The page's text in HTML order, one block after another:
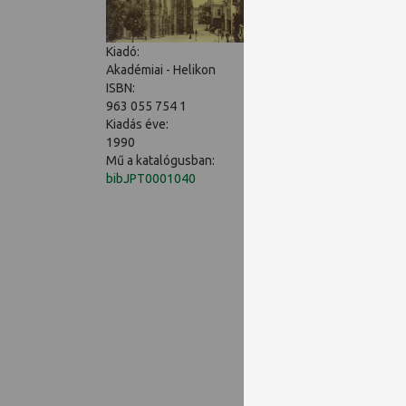
Kiadó:
Akadémiai - Helikon
ISBN:
963 055 754 1
Kiadás éve:
1990
Mű a katalógusban:
bibJPT0001040
nem utolsósorban
hosszú időre
tudományos